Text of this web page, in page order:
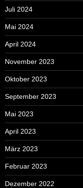
Juli 2024
Mai 2024
April 2024
November 2023
Oktober 2023
September 2023
Mai 2023
April 2023
März 2023
Februar 2023
Dezember 2022